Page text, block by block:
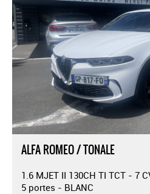
ALFA ROMEO / TONALE
1.6 MJET II 130CH TI TCT - 7
5 portes - BLANC